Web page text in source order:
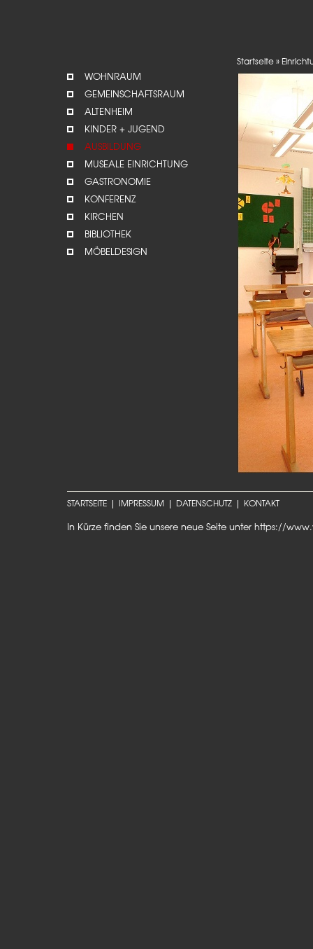
WOHNRAUM
GEMEINSCHAFTSRAUM
ALTENHEIM
KINDER + JUGEND
AUSBILDUNG
MUSEALE EINRICHTUNG
GASTRONOMIE
KONFERENZ
KIRCHEN
BIBLIOTHEK
MÖBELDESIGN
Startseite »
STARTSEITE IMPRESSUM DATENSCHUTZ KONTAKT
In Kürze finden Sie unsere neue Seite unter https://